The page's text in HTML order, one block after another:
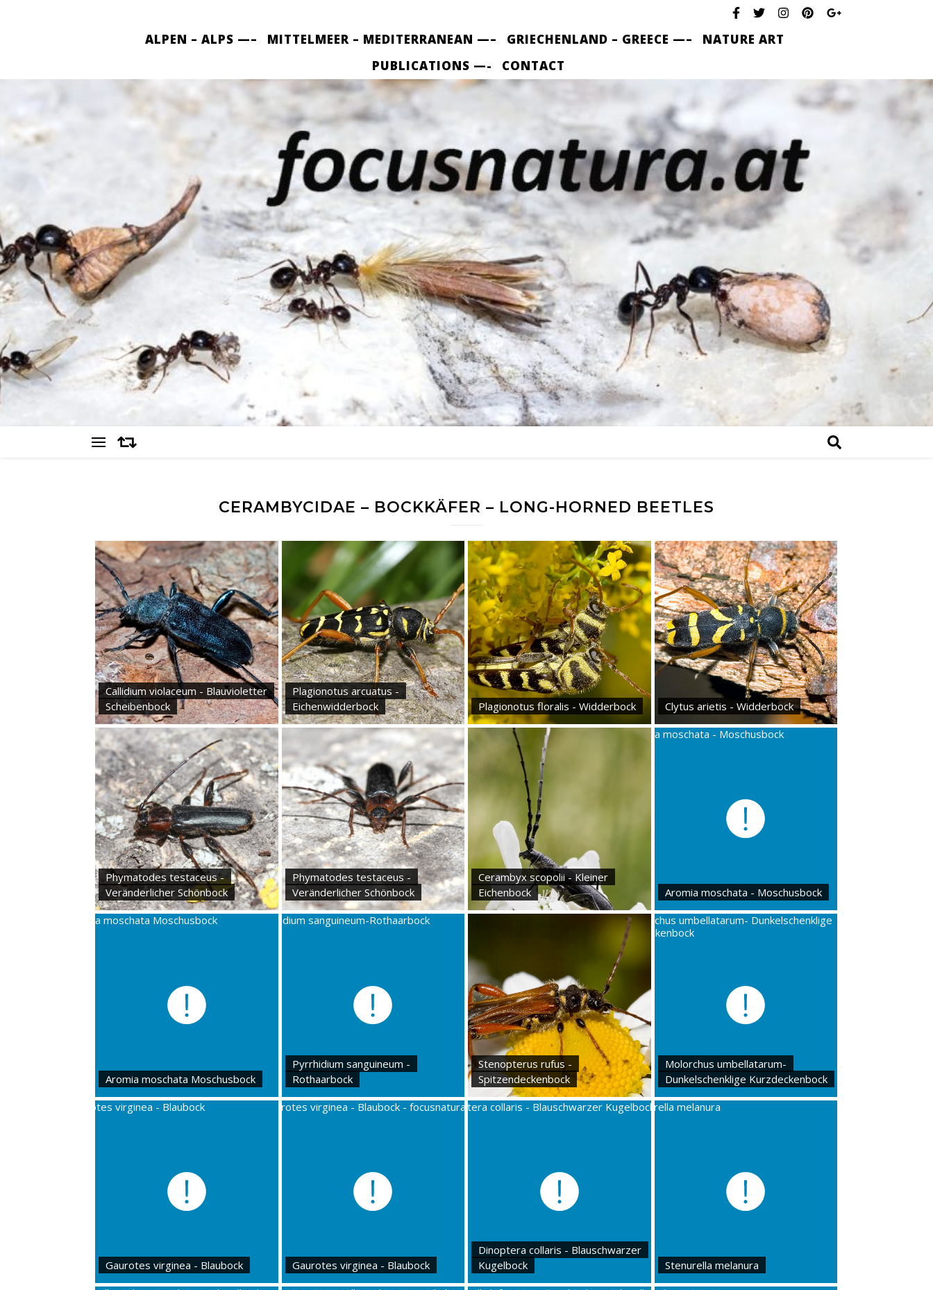
ALPEN – ALPS —– MITTELMEER – MEDITERRANEAN —– GRIECHENLAND – GREECE —–
NATURE ART
PUBLICATIONS —-
CONTACT
CERAMBYCIDAE – BOCKKÄFER – LONG-HORNED BEETLES
Callidium violaceum - Blauvioletter
Scheibenbock
Plagionotus arcuatus -
Eichenwidderbock
Plagionotus floralis - Widderbock Clytus arietis - Widderbock
Phymatodes testaceus -
Veränderlicher Schönbock
Phymatodes testaceus -
Veränderlicher Schönbock
Cerambyx scopolii - Kleiner
Eichenbock
Aromia moschata - Moschusbock
Aromia moschata Moschusbock
Pyrrhidium sanguineum -
Rothaarbock
Stenopterus rufus -
Spitzendeckenbock
Molorchus umbellatarum-
Dunkelschenklige Kurzdeckenbock
Gaurotes virginea - Blaubock Gaurotes virginea - Blaubock
Dinoptera collaris - Blauschwarzer
Kugelbock
Stenurella melanura